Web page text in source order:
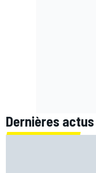
Dernières actus